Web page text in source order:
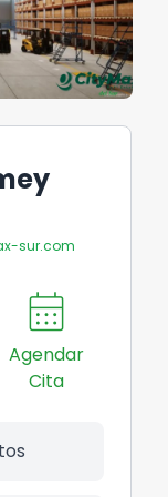
sur.com
calendar_month
Agendar
Cita